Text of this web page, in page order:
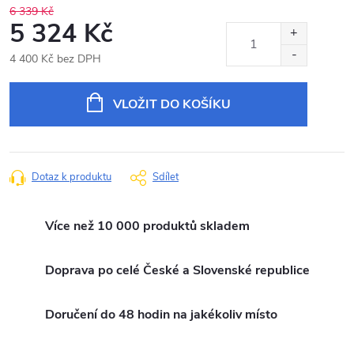
6 339 Kč
5 324 Kč
4 400 Kč bez DPH
VLOŽIT DO KOŠÍKU
Dotaz k produktu Sdílet
Více než 10 000 produktů skladem
Doprava po celé České a Slovenské republice
Doručení do 48 hodin na jakékoliv místo